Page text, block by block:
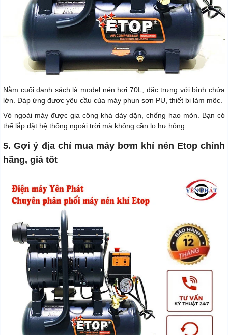
Nằm cuối danh sách là model nén hơi 70L, đặc trưng với bình chứa
lớn. Đáp ứng được yêu cầu của máy phun sơn PU, thiết bị làm mộc.
Vỏ ngoài máy được gia công khá dày dặn, chống hao mòn. Bạn có
thể lắp đặt hệ thống ngoài trời mà không cần lo hư hỏng.
5. Gợi ý địa chỉ mua máy bơm khí nén Etop chính
hãng, giá tốt